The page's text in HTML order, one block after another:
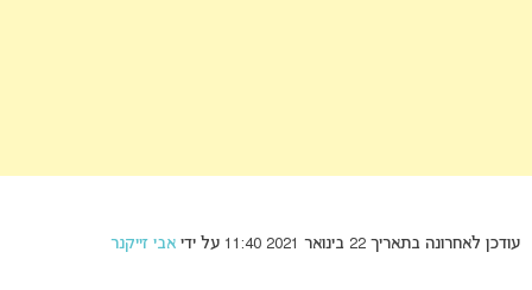
עודכן לאחרונה בתאריך 22 בינואר 2021 11:40 על ידי אבי זייקנר